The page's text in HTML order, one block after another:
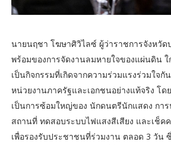
นายนฤชา โฆษาศิวิไลซ์ ผู้ว่าราชการจังหวัด
พร้อมของการจัดงานลมหายใจของแผ่นดิน ใ
เป็นกิจกรรมที่เกิดจากความร่วมแรงร่วมใจ
หน่วยงานภาครัฐและเอกชนอย่างแท้จริง โด
เป็นการซ้อมใหญ่ของ นักดนตรีนักแสดง กา
สถานที่ ทดสอบระบบไฟแสงสีเสียง และเช็ค
เพื่อรองรับประชาชนที่ร่วมงาน ตลอด 3 วัน